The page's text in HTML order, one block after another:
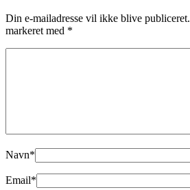
Din e-mailadresse vil ikke blive publiceret.
markeret med *
Navn*
Email*